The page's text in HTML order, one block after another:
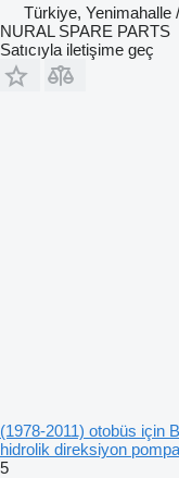
Türkiye, Yenimahalle
NURAL SPARE PARTS
Satıcıyla iletişime geç
(1978-2011) otobüs için
hidrolik direksiyon
5